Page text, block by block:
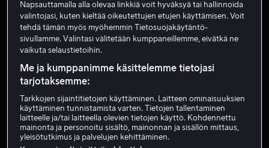
Vain meillä
Napsauttamalla alla olevaa linkkiä voit hyväksyä tai hallinnoida
valintojasi, kuten kieltää oikeutettujen etujen käyttämisen. Voit
tehdä tämän myös myöhemmin Tietosuojakäytäntö-
sivullamme. Valintasi välitetään kumppaneillemme, eivätkä ne
vaikuta selaustietoihin.
Me ja kumppanimme käsittelemme tietojasi
tarjotaksemme:
Tarkkojen sijaintitietojen käyttäminen. Laitteen ominaisuuksien
käyttäminen tunnistamista varten. Tietojen tallentaminen
laitteelle ja/tai laitteella olevien tietojen käyttö. Kohdennettu
mainonta ja personoitu sisältö, mainonnan ja sisällön mittaus,
yleisötutkimus ja palvelujen kehittäminen.